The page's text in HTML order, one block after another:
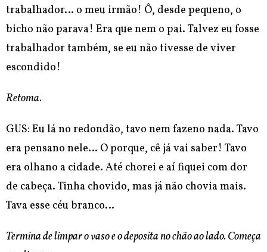
trabalhador… o meu irmão! Ô, desde pequeno, o
bicho não parava! Era que nem o pai. Talvez eu fosse
trabalhador também, se eu não tivesse de viver
escondido!
Retoma.
GUS: Eu lá no redondão, tavo nem fazeno nada. Tavo
era pensano nele… O porque, cê já vai saber! Tavo
era olhano a cidade. Até chorei e aí fiquei com dor
de cabeça. Tinha chovido, mas já não chovia mais.
Tava esse céu branco…
Termina de limpar o vaso e o deposita no chão ao lado. Começa